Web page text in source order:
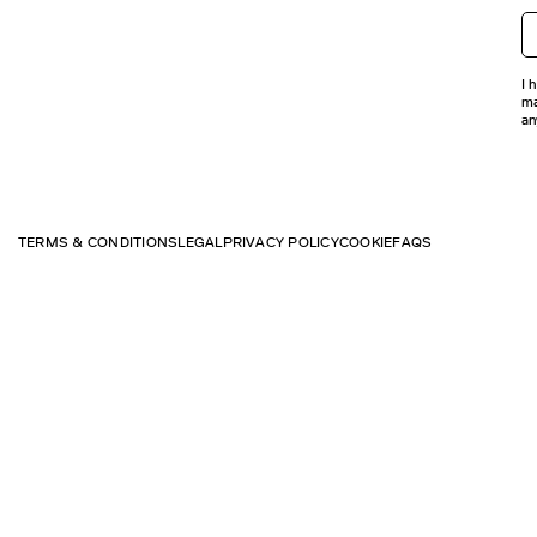
I
TERMS & CONDITIONSLEGALPRIVACY POLICYCOOKIEFAQS